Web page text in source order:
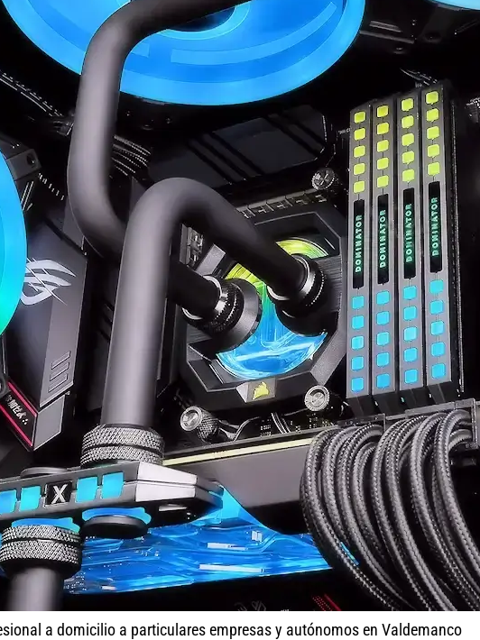
a domicilio a particulares empresas y autónomos en Valdemanco